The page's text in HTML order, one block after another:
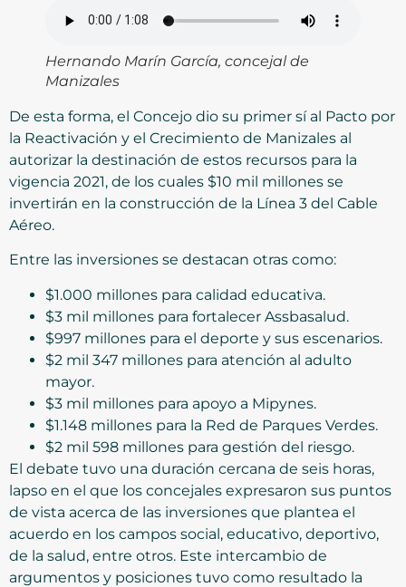
Hernando Marín García, concejal de
Manizales
De esta forma, el Concejo dio su primer sí al Pacto por
la Reactivación y el Crecimiento de Manizales al
autorizar la destinación de estos recursos para la
vigencia 2021, de los cuales $10 mil millones se
invertirán en la construcción de la Línea 3 del Cable
Aéreo.
Entre las inversiones se destacan otras como:
$1.000 millones para calidad educativa.
$3 mil millones para fortalecer Assbasalud.
$997 millones para el deporte y sus escenarios.
$2 mil 347 millones para atención al adulto
mayor.
$3 mil millones para apoyo a Mipynes.
$1.148 millones para la Red de Parques Verdes.
$2 mil 598 millones para gestión del riesgo.
El debate tuvo una duración cercana de seis horas,
lapso en el que los concejales expresaron sus puntos
de vista acerca de las inversiones que plantea el
acuerdo en los campos social, educativo, deportivo,
de la salud, entre otros. Este intercambio de
argumentos y posiciones tuvo como resultado la